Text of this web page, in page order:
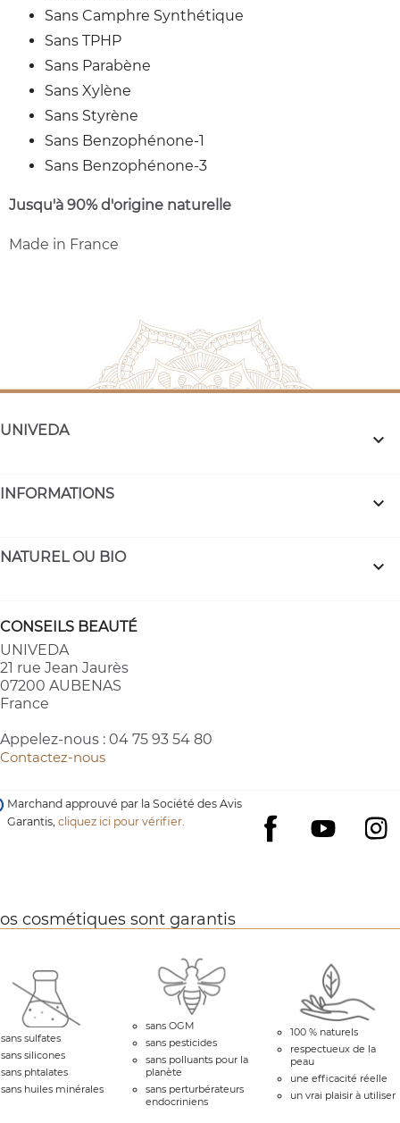
Sans Camphre Synthétique
Sans TPHP
Sans Parabène
Sans Xylène
Sans Styrène
Sans Benzophénone-1
Sans Benzophénone-3
Jusqu'à 90% d'origine naturelle
Made in France
UNIVEDA 
INFORMATIONS 
NATUREL OU BIO 
CONSEILS BEAUTÉ
UNIVEDA
21 rue Jean Jaurès
07200 AUBENAS
France
Appelez-nous : 04 75 93 54 80
Contactez-nous
Facebook
YouTube
Marchand approuvé par la Société des Avis
Garantis,cliquez ici pour vérifier.
cosmétiques sont garantis
sans sulfates
sans silicones
sans phtalates
sans huiles minérales
sans OGM
sans pesticides
sans polluants pour la
planète
sans perturbérateurs
endocriniens
100 % naturels
respectueux de la
peau
une efficacité réelle
un vrai plaisir à utiliser